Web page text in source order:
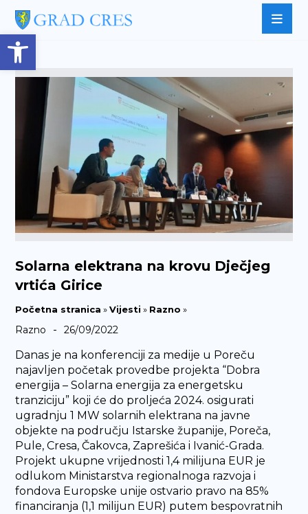
Open toolbar
Solarna elektrana na krovu Dječjeg
vrtića Girice
Početna stranica »Vijesti » Razno »
Razno - 26/09/2022
Danas je na konferenciji za medije u Poreču
najavljen početak provedbe projekta “Dobra
energija – Solarna energija za energetsku
tranziciju” koji će do proljeća 2024. osigurati
ugradnju 1 MW solarnih elektrana na javne
objekte na području Istarske županije, Poreča,
Pule, Cresa, Čakovca, Zaprešića i Ivanić-Grada.
Projekt ukupne vrijednosti 1,4 milijuna EUR je
odlukom Ministarstva regionalnoga razvoja i
fondova Europske unije ostvario pravo na 85%
financiranja (1,1 milijun EUR) putem bespovratnih